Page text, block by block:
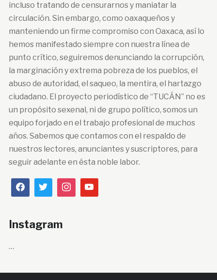
incluso tratando de censurarnos y maniatar la
circulación. Sin embargo, como oaxaqueños y
manteniendo un firme compromiso con Oaxaca, así lo
hemos manifestado siempre con nuestra línea de
punto crítico, seguiremos denunciando la corrupción,
la marginación y extrema pobreza de los pueblos, el
abuso de autoridad, el saqueo, la mentira, el hartazgo
ciudadano. El proyecto periodístico de “TUCÁN” no es
un propósito sexenal, ni de grupo político, somos un
equipo forjado en el trabajo profesional de muchos
años. Sabemos que contamos con el respaldo de
nuestros lectores, anunciantes y suscriptores, para
seguir adelante en ésta noble labor.
Instagram
…